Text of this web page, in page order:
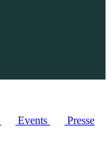
Events Presse